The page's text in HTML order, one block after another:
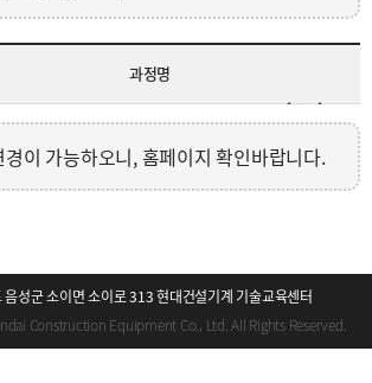
과정명
이 가능하오니, 홈페이지 확인바랍니다.
성군 소이면 소이로 313 현대건설기계 기술교육센터
Construction Equipment Co., Ltd. All Rights Reserved.